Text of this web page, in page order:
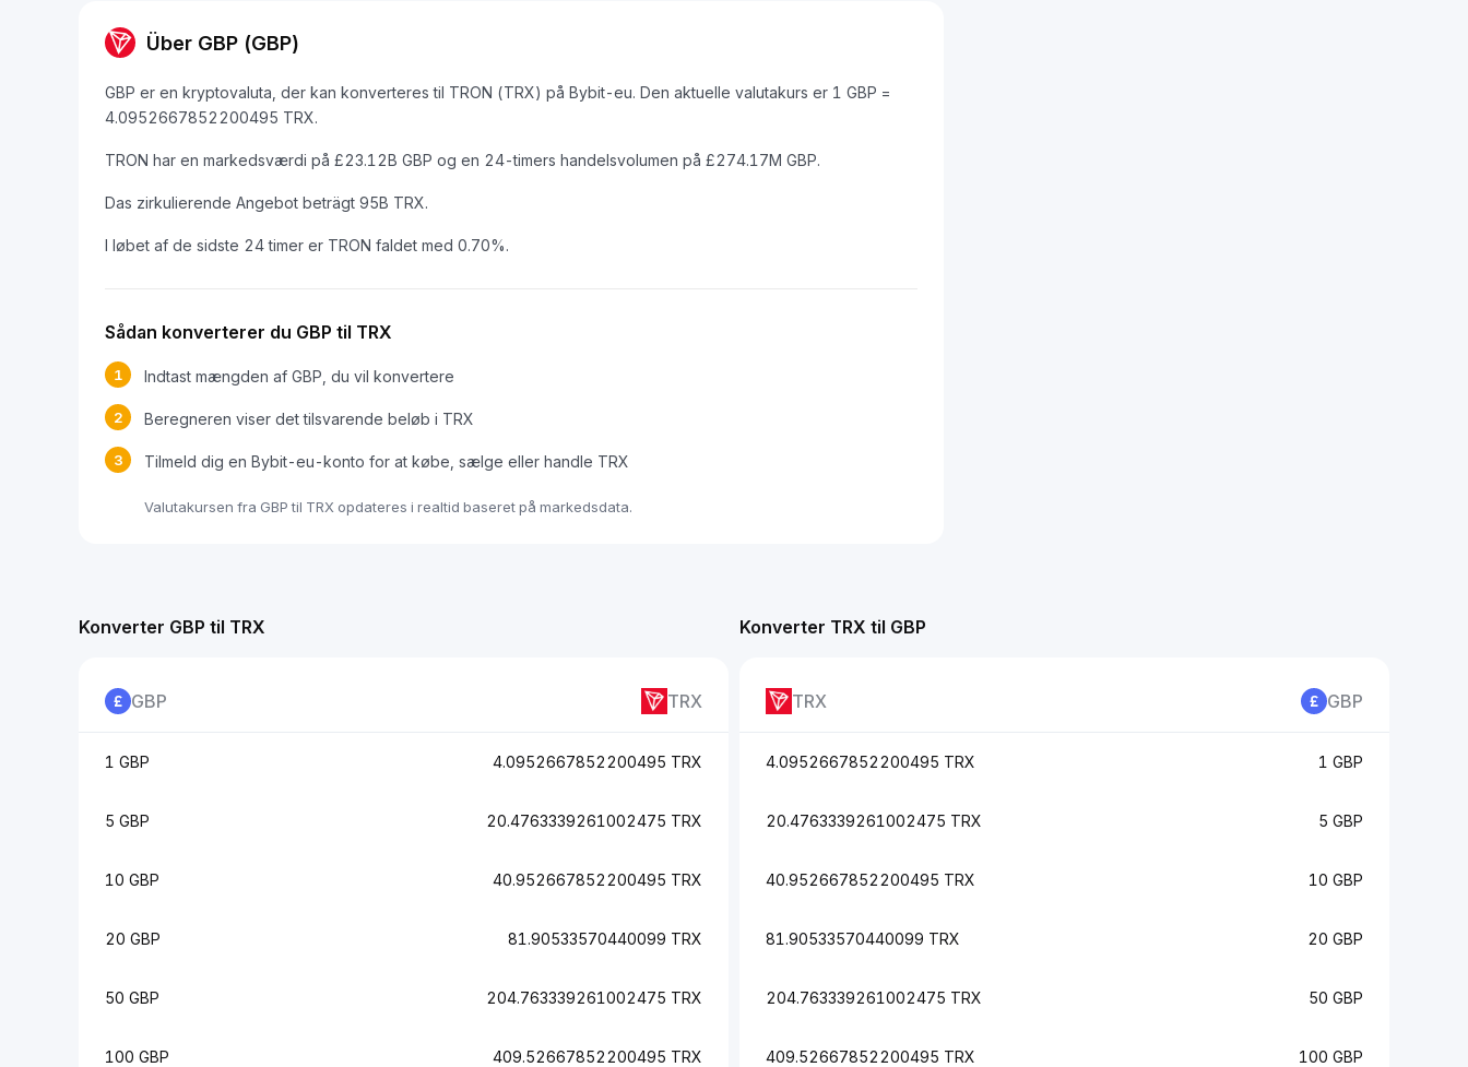
Über GBP (GBP)
GBP er en kryptovaluta, der kan konverteres til TRON (TRX) på Bybit-eu. Den aktuelle valutakurs er 1 GBP =
4.0952667852200495 TRX.
TRON har en markedsværdi på £23.12B GBP og en 24-timers handelsvolumen på £274.17M GBP.
Das zirkulierende Angebot beträgt 95B TRX.
I løbet af de sidste 24 timer er TRON faldet med 0.70%.
Sådan konverterer du GBP til TRX
1 Indtast mængden af GBP, du vil konvertere
2 Beregneren viser det tilsvarende beløb i TRX
3 Tilmeld dig en Bybit-eu-konto for at købe, sælge eller handle TRX
Valutakursen fra GBP til TRX opdateres i realtid baseret på markedsdata.
Konverter TRX til GBP
TRX GBP
4.0952667852200495 TRX 1 GBP
20.4763339261002475 TRX 5 GBP
40.952667852200495 TRX 10 GBP
81.90533570440099 TRX 20 GBP
204.763339261002475 TRX 50 GBP
409.52667852200495 TRX 100 GBP
Konverter GBP til TRX
GBP TRX
1 GBP 4.0952667852200495 TRX
5 GBP 20.4763339261002475 TRX
10 GBP 40.952667852200495 TRX
20 GBP 81.90533570440099 TRX
50 GBP 204.763339261002475 TRX
100 GBP 409.52667852200495 TRX